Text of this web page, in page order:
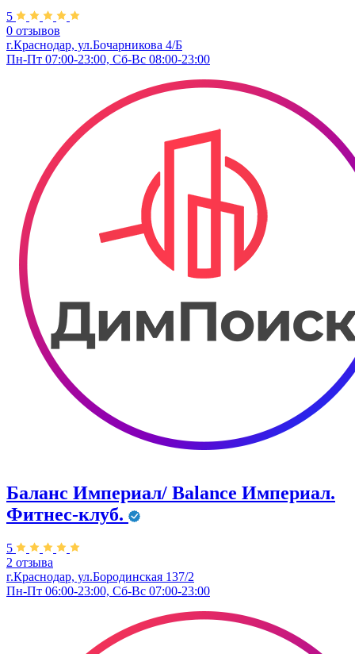
5
0 отзывов
г.Краснодар, ул.Бочарникова 4/Б
Пн-Пт 07:00-23:00, Сб-Вс 08:00-23:00
Баланс Империал/ Balance Империал.
Фитнес-клуб.
5
2 отзыва
г.Краснодар, ул.Бородинская 137/2
Пн-Пт 06:00-23:00, Сб-Вс 07:00-23:00